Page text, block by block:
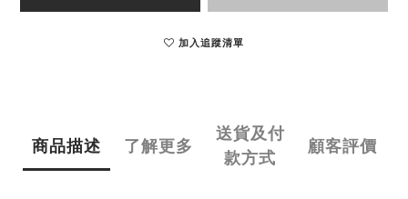
加入追蹤清單
商品描述 了解更多
送貨及付
款方式
顧客評價